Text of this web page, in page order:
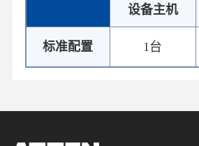
设备主机
标准配置 1台